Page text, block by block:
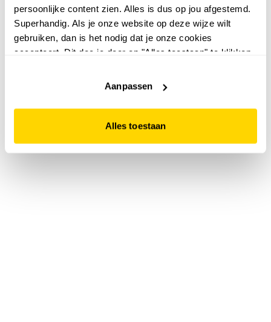
persoonlijke content zien. Alles is dus op jou afgestemd.
Superhandig. Als je onze website op deze wijze wilt
gebruiken, dan is het nodig dat je onze cookies
accepteert. Dit doe je door op "Alles toestaan" te klikken.
website niet optimaal functioneert.
Aanpassen
Alles toestaan